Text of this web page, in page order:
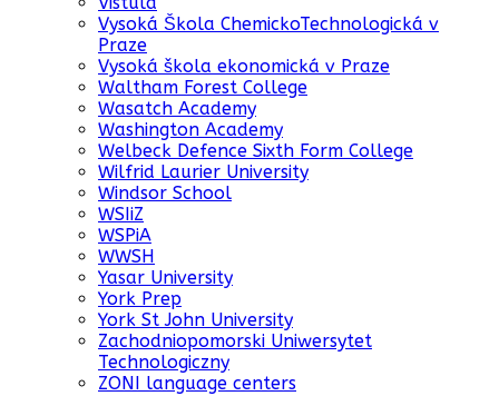
Vysoká Škola ChemickoTechnologická v
Praze
Vysoká škola ekonomická v Praze
Waltham Forest College
Wasatch Academy
Washington Academy
Welbeck Defence Sixth Form College
Wilfrid Laurier University
Windsor School
WSIiZ
WSPiA
WWSH
Yasar University
York Prep
York St John University
Zachodniopomorski Uniwersytet
Technologiczny
ZONI language centers